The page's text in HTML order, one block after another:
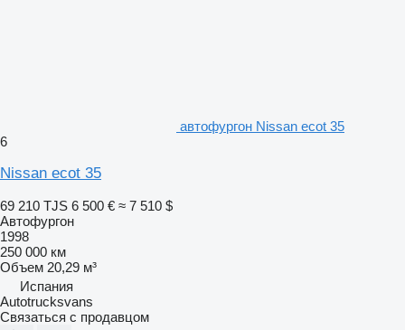
автофургон Nissan ecot 35
6
Nissan ecot 35
69 210 TJS 6 500 € ≈ 7 510 $
Автофургон
1998
250 000 км
Объем 20,29 м³
Испания
Autotrucksvans
Связаться с продавцом